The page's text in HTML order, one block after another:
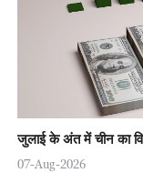
जुलाई के अंत में चीन का
07-Aug-2026